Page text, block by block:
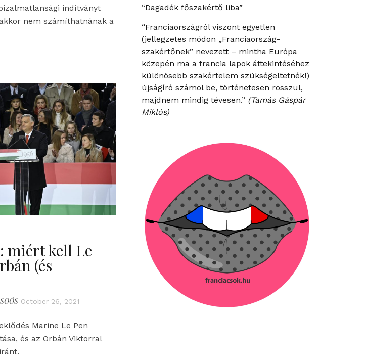
indítványt
nem számíthatnának a
miért kell Le
(és
October 26, 2021
Marine Le Pen
és az Orbán Viktorral
“Dagadék főszakértő liba”
“Franciaországról viszont egyetlen
(jellegzetes módon „Franciaország-
szakértőnek” nevezett – mintha Európa
közepén ma a francia lapok áttekintéséhez
különösebb szakértelem szükségeltetnék!)
újságíró számol be, történetesen rosszul,
majdnem mindig tévesen.” (Tamás Gáspár
Miklós)